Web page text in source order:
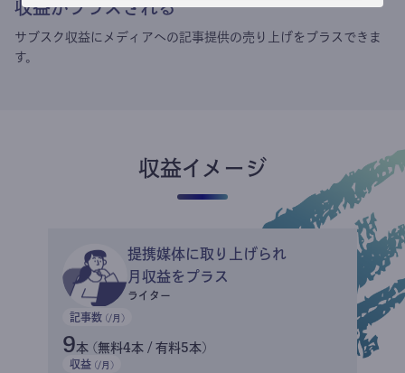
収益がプラスされる
サブスク収益にメディアへの記事提供の売り上げをプラスできま
す。
収益イメージ
提携媒体に取り上げられ
月収益をプラス
ライター
記事数 (/月)
9本 (無料4本 / 有料5本)
収益 (/月)